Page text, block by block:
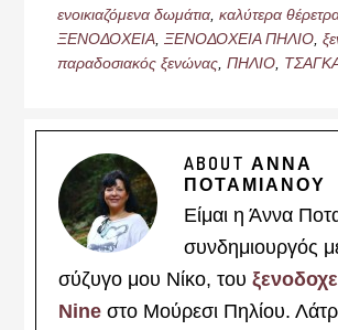
ενοικιαζόμενα δωμάτια ,καλύτερα
ΞΕΝΟΔΟΧΕΙΑ
ΞΕΝΟΔΟΧΕΙΑ ΠΗΛΙΟ ,
παραδοσιακός ξενώνας ,ΠΗΛΙΟ
ABOUTΑΝΝΑ
ΠΟΤΑΜΙΑΝΟΥ
Είμαι η Άννα
συνδημιουργός
σύζυγο μου Νίκο, του
Nine στο Μούρεσι Πηλίου.